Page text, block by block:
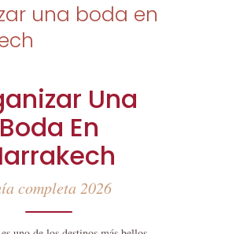
una boda en
Una
Boda En
completa 2026